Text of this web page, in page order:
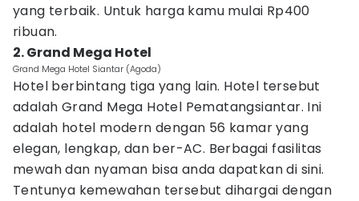
yang terbaik. Untuk harga kamu mulai Rp400
ribuan.
2. Grand Mega Hotel
Grand Mega Hotel Siantar (Agoda)
Hotel berbintang tiga yang lain. Hotel tersebut
adalah Grand Mega Hotel Pematangsiantar. Ini
adalah hotel modern dengan 56 kamar yang
elegan, lengkap, dan ber-AC. Berbagai fasilitas
mewah dan nyaman bisa anda dapatkan di sini.
Tentunya kemewahan tersebut dihargai dengan